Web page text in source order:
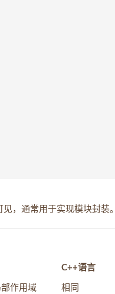
，通常用于实现模块封装。
C++语言
作用域 相同